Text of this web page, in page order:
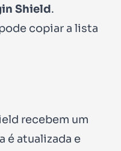
Shield.
copiar a lista
recebem um
é atualizada e